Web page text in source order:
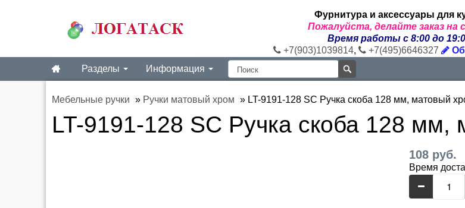
Фурнитура и аксессуары для
Пожалуйста, делайте заказ на
Время работы с 8:00 до
+7(903)1039814, +7(495)6646327
Разделы
Информация
Мебельные ручки » Ручки матовый хром » LT-9191-128 SC Ручка скоба 128 мм, матовый
LT-9191-128 SC Ручка скоба 128 мм,
108 руб.
Время